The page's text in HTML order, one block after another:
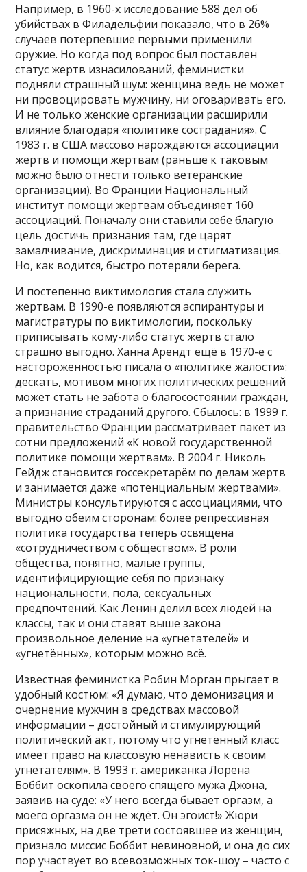
Например, в 1960-х исследование 588 дел об
убийствах в Филадельфии показало, что в 26%
случаев потерпевшие первыми применили
оружие. Но когда под вопрос был поставлен
статус жертв изнасилований, феминистки
подняли страшный шум: женщина ведь не может
ни провоцировать мужчину, ни оговаривать его.
И не только женские организации расширили
влияние благодаря «политике сострадания». С
1983 г. в США массово нарождаются ассоциации
жертв и помощи жертвам (раньше к таковым
можно было отнести только ветеранские
организации). Во Франции Национальный
институт помощи жертвам объединяет 160
ассоциаций. Поначалу они ставили себе благую
цель достичь признания там, где царят
замалчивание, дискриминация и стигматизация.
Но, как водится, быстро потеряли берега.
И постепенно виктимология стала служить
жертвам. В 1990-е появляются аспирантуры и
магистратуры по виктимологии, поскольку
приписывать кому-либо статус жертв стало
страшно выгодно. Ханна Арендт ещё в 1970-е с
настороженностью писала о «политике жалости»:
дескать, мотивом многих политических решений
может стать не забота о благосостоянии граждан,
а признание страданий другого. Сбылось: в 1999 г.
правительство Франции рассматривает пакет из
сотни предложений «К новой государственной
политике помощи жертвам». В 2004 г. Николь
Гейдж становится госсекретарём по делам жертв
и занимается даже «потенциальным жертвами».
Министры консультируются с ассоциациями, что
выгодно обеим сторонам: более репрессивная
политика государства теперь освящена
«сотрудничеством с обществом». В роли
общества, понятно, малые группы,
идентифицирующие себя по признаку
национальности, пола, сексуальных
предпочтений. Как Ленин делил всех людей на
классы, так и они ставят выше закона
произвольное деление на «угнетателей» и
«угнетённых», которым можно всё.
Известная феминистка Робин Морган прыгает в
удобный костюм: «Я думаю, что демонизация и
очернение мужчин в средствах массовой
информации – достойный и стимулирующий
политический акт, потому что угнетённый класс
имеет право на классовую ненависть к своим
угнетателям». В 1993 г. американка Лорена
Боббит оскопила своего спящего мужа Джона,
заявив на суде: «У него всегда бывает оргазм, а
моего оргазма он не ждёт. Он эгоист!» Жюри
присяжных, на две трети состоявшее из женщин,
признало миссис Боббит невиновной, и она до сих
пор участвует во всевозможных ток-шоу – часто с